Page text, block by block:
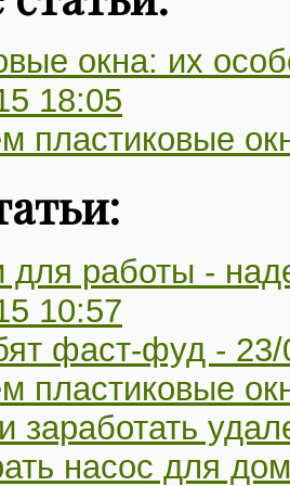
окна: их
18:05
пластиковые
для работы -
10:57
фаст-фуд -
пластиковые
заработать
насос для